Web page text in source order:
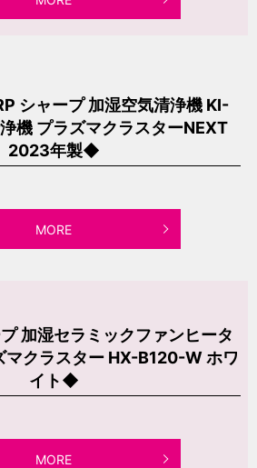
シャープ 加湿空気清浄機 KI-
機 プラズマクラスターNEXT
2023年製◆
MORE
加湿セラミックファンヒータ
マクラスター HX-B120-W ホワ
イト◆
MORE